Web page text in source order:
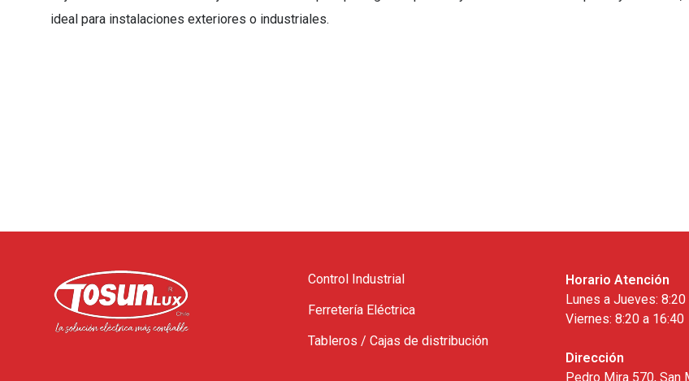
ideal para instalaciones exteriores o industriales.
Control Industrial
Ferretería Eléctrica
Tableros / Cajas de distribución
Horario Atención
Lunes a Jueves:
Viernes: 8:20 a 16:40
Dirección
Pedro Mira 570, San